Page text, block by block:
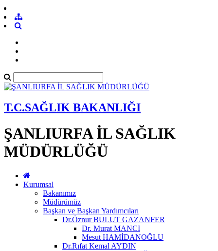
T.C.SAĞLIK BAKANLIĞI
ŞANLIURFA İL SAĞLIK
MÜDÜRLÜĞÜ
Kurumsal
Bakanımız
Müdürümüz
Başkan ve Başkan Yardımcıları
Dr.Öznur BULUT GAZANFER
Dr. Murat MANCI
Mesut HAMİDANOĞLU
Dr.Rıfat Kemal AYDIN